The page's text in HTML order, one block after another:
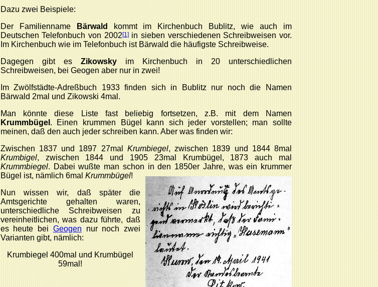
Dazu zwei Beispiele:
Der Familienname
Bärwald
kommt im Kirchenbuch Bublitz, wie auch im
Deutschen Telefonbuch von 2002[1] in sieben verschiedenen Schreibweisen vor.
Im Kirchenbuch wie im Telefonbuch ist Bärwald die häufigste Schreibweise.
Dagegen gibt es Zikowskyim Kirchenbuch in 20 unterschiedlichen
Schreibweisen, bei Geogen aber nur in zwei!
Im Zwölfstädte-Adreßbuch 1933 finden sich in Bublitz nur noch die Namen
Bärwald 2mal und Zikowski 4mal.
Man könnte diese Liste fast beliebig fortsetzen, z.B. mit dem Namen
Krummbügel . Einen krummen Bügel kann sich jeder vorstellen; man sollte
meinen, daß den auch jeder schreiben kann. Aber was finden wir:
Zwischen 1837 und 1897 27mal Krumbiegel, zwischen 1839 und 1844 8mal
Krumbigel, zwischen 1844 und 1905 23mal Krumbügel, 1873 auch mal
Krummbiegel. Dabei wußte man schon in den 1850er Jahre, was ein krummer
Bügel ist, nämlich 6mal Krummbügel!
Nun wissen wir, daß später die
Amtsgerichte gehalten waren,
unterschiedliche Schreibweisen zu
vereinheitlichen, was dazu führte, daß
es heute bei Geogen nur noch zwei
Varianten gibt, nämlich:
Krumbiegel 400mal und Krumbügel
59mal!